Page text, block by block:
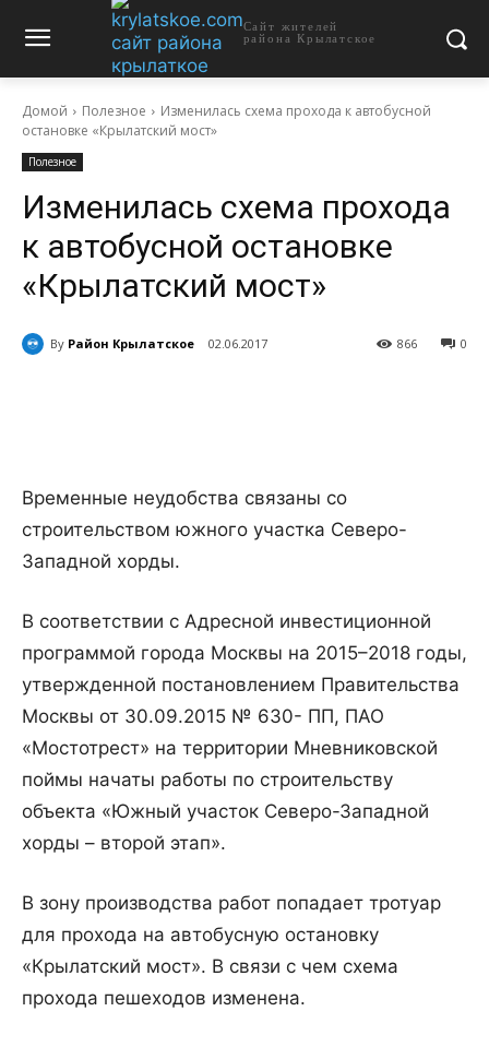
Сайт жителей
района Крылатское
Домой Полезное
Изменилась схема прохода к автобусной
остановке «Крылатский мост»
Полезное
Изменилась схема прохода
к автобусной остановке
«Крылатский мост»
By Район Крылатское 02.06.2017 0
866
Временные неудобства связаны со
строительством южного участка Северо-
Западной хорды.
В соответствии с Адресной инвестиционной
программой города Москвы на 2015–2018 годы,
утвержденной постановлением Правительства
Москвы от 30.09.2015 № 630- ПП, ПАО
«Мостотрест» на территории Мневниковской
поймы начаты работы по строительству
объекта «Южный участок Северо-Западной
хорды – второй этап».
В зону производства работ попадает тротуар
для прохода на автобусную остановку
«Крылатский мост». В связи с чем схема
прохода пешеходов изменена.